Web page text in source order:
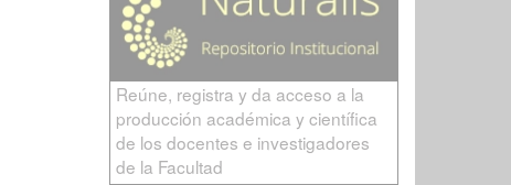
Reúne, registra y da acceso a la
producción académica y científica
de los docentes e investigadores
de la Facultad